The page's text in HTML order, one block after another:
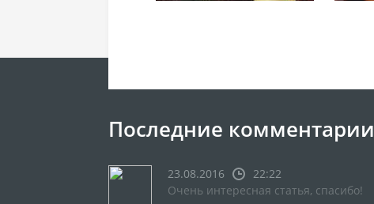
Последние комментарии
23.08.2016
22:22
Очень интересная статья, спасибо!